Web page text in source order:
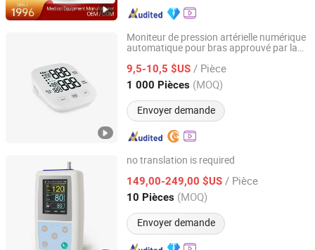
Moniteur de pression artérielle numérique
automatique pour bras approuvé par la
9,5-10,5 $US / Pièce
1 000 Pièces (MOQ)
Envoyer demande
Shanghai Jo-Radiant Industrial Co., Ltd.
Shanghai, China Depuis 2019
no translation is required
149,00-249,00 $US / Pièce
10 Pièces (MOQ)
Envoyer demande
Guopeng Global Healthcare Management (Chengdu) Co.,
Sichuan, China Depuis 2025